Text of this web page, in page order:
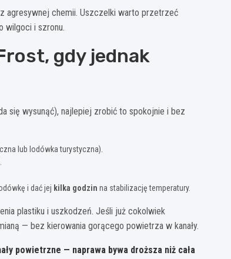
agresywnej chemii. Uszczelki warto przetrzeć
wilgoci i szronu.
gdy jednak
się wysunąć), najlepiej zrobić to spokojnie i bez
lub lodówka turystyczna).
i dać jej kilka godzin na stabilizację temperatury.
plastiku i uszkodzeń. Jeśli już cokolwiek
— bez kierowania gorącego powietrza w kanały.
powietrzne — naprawa bywa droższa niż cała